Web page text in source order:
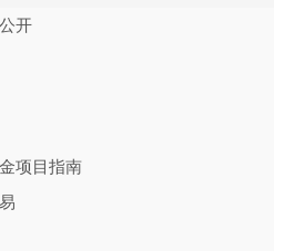
开
项目指南